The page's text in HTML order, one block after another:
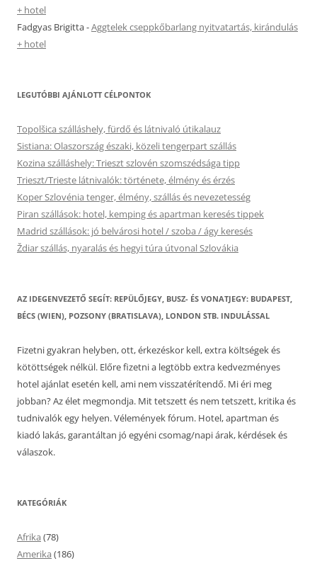
+ hotel
Fadgyas Brigitta-Aggtelek cseppkőbarlang nyitvatartás, kirándulás
+ hotel
LEGUTÓBBI AJÁNLOTT CÉLPONTOK
Topolšica szálláshely, fürdő és látnivaló útikalauz
Sistiana: Olaszország északi, közeli tengerpart szállás
Kozina szálláshely: Trieszt szlovén szomszédsága tipp
Trieszt/Trieste látnivalók: története, élmény és érzés
Koper Szlovénia tenger, élmény, szállás és nevezetesség
Piran szállások: hotel, kemping és apartman keresés tippek
Madrid szállások: jó belvárosi hotel / szoba / ágy keresés
Ždiar szállás, nyaralás és hegyi túra útvonal Szlovákia
AZ IDEGENVEZETŐ SEGÍT: REPÜLŐJEGY, BUSZ- ÉS VONATJEGY: BUDAPEST,
BÉCS (WIEN), POZSONY (BRATISLAVA), LONDON STB. INDULÁSSAL
Fizetni gyakran helyben, ott, érkezéskor kell, extra költségek és
kötöttségek nélkül. Előre fizetni a legtöbb extra kedvezményes
hotel ajánlat esetén kell, ami nem visszatérítendő. Mi éri meg
jobban? Az élet megmondja. Mit tetszett és nem tetszett, kritika és
tudnivalók egy helyen. Vélemények fórum. Hotel, apartman és
kiadó lakás, garantáltan jó egyéni csomag/napi árak, kérdések és
válaszok.
KATEGÓRIÁK
Afrika (78)
Amerika (186)